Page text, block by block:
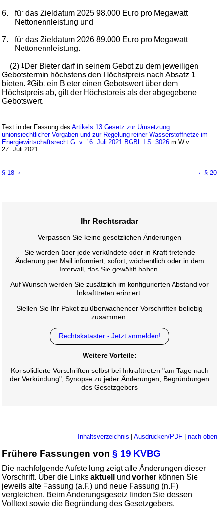
6.
für das Zieldatum 2025 98.000 Euro pro Megawatt
Nettonennleistung und
7.
für das Zieldatum 2026 89.000 Euro pro Megawatt
Nettonennleistung.
(2)1Der Bieter darf in seinem Gebot zu dem jeweiligen
Gebotstermin höchstens den Höchstpreis nach Absatz 1
bieten.2Gibt ein Bieter einen Gebotswert über dem
Höchstpreis ab, gilt der Höchstpreis als der abgegebene
Gebotswert.
Text in der Fassung desArtikels 13 Gesetz zur Umsetzung
unionsrechtlicher Vorgaben und zur Regelung reiner Wasserstoffnetze im
Energiewirtschaftsrecht G. v. 16. Juli 2021 BGBl. I S. 3026 m.W.v.
27. Juli 2021
§ 18 ← → § 20
Ihr Rechtsradar
Verpassen Sie keine gesetzlichen Änderungen
Sie werden über jede verkündete oder in Kraft tretende
Änderung per Mail informiert, sofort, wöchentlich oder in dem
Intervall, das Sie gewählt haben.
Auf Wunsch werden Sie zusätzlich im konfigurierten Abstand vor
Inkrafttreten erinnert.
Stellen Sie Ihr Paket zu überwachender Vorschriften beliebig
zusammen.
Rechtskataster - Jetzt anmelden!
Weitere Vorteile:
Konsolidierte Vorschriften selbst bei Inkrafttreten "am Tage nach
der Verkündung", Synopse zu jeder Änderungen, Begründungen
des Gesetzgebers
Inhaltsverzeichnis Ausdrucken/PDF| nach oben
Frühere Fassungen von§ 19 KVBG
Die nachfolgende Aufstellung zeigt alle Änderungen dieser
Vorschrift. Über die Linksaktuell undvorher können Sie
jeweils alte Fassung (a.F.) und neue Fassung (n.F.)
vergleichen. Beim Änderungsgesetz finden Sie dessen
Volltext sowie die Begründung des Gesetzgebers.